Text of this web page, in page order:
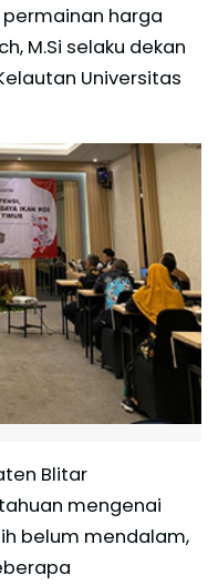
harga
M.Si selaku dekan
Universitas
Blitar
mengenai
belum mendalam,